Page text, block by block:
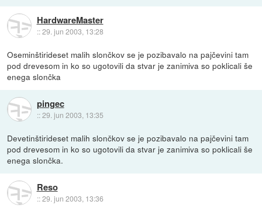
HardwareMaster
::29. jun 2003, 13:28
Oseminštirideset malih slončkov se je pozibavalo na pajčevini tam
pod drevesom in ko so ugotovili da stvar je zanimiva so poklicali še
enega slončka
pingec
::29. jun 2003, 13:35
Devetinštirideset malih slončkov se je pozibavalo na pajčevini tam
pod drevesom in ko so ugotovili da stvar je zanimiva so poklicali še
enega slončka.
Reso
::29. jun 2003, 13:36